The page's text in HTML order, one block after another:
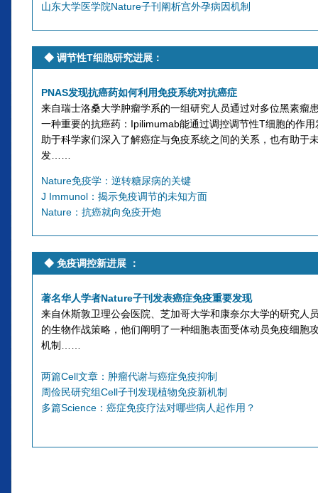
山东大学医学院Nature子刊阐析宫外孕病因机制
◆ 调节性T细胞研究进展：
PNAS发现抗癌药如何利用免疫系统对抗癌症
来自瑞士洛桑大学肿瘤学系的一组研究人员通过对多位黑素瘤
一种重要的抗癌药：Ipilimumab能通过调控调节性T细胞的作
助于科学家们深入了解癌症与免疫系统之间的关系，也有助于
发……
Nature免疫学：逆转糖尿病的关键
J Immunol：揭示免疫调节的未知方面
Nature：抗癌就向免疫开炮
◆ 免疫调控新进展 ：
著名华人学者Nature子刊发表癌症免疫重要发现
来自休斯敦卫理公会医院、芝加哥大学和康奈尔大学的研究人
的生物作战策略，他们阐明了一种细胞表面受体动员免疫细胞
机制……
两篇Cell文章：肿瘤代谢与癌症免疫抑制
周俭民研究组Cell子刊发现植物免疫新机制
多篇Science：癌症免疫疗法对哪些病人起作用？